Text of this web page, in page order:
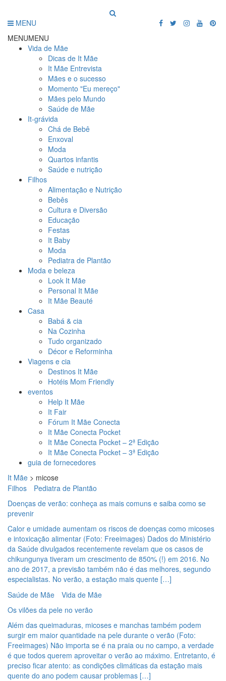
MENU
MENUMENU
Vida de Mãe
Dicas de It Mãe
It Mãe Entrevista
Mães e o sucesso
Momento "Eu mereço"
Mães pelo Mundo
Saúde de Mãe
It-grávida
Chá de Bebê
Enxoval
Moda
Quartos infantis
Saúde e nutrição
Filhos
Alimentação e Nutrição
Bebês
Cultura e Diversão
Educação
Festas
It Baby
Moda
Pediatra de Plantão
Moda e beleza
Look It Mãe
Personal It Mãe
It Mãe Beauté
Casa
Babá & cia
Na Cozinha
Tudo organizado
Décor e Reforminha
Viagens e cia
Destinos It Mãe
Hotéis Mom Friendly
eventos
Help It Mãe
It Fair
Fórum It Mãe Conecta
It Mãe Conecta Pocket
It Mãe Conecta Pocket – 2ª Edição
It Mãe Conecta Pocket – 3ª Edição
guia de fornecedores
It Mãe > micose
Filhos
Pediatra de Plantão
Doenças de verão: conheça as mais comuns e saiba como se
prevenir
Calor e umidade aumentam os riscos de doenças como micoses
e intoxicação alimentar (Foto: Freeimages) Dados do Ministério
da Saúde divulgados recentemente revelam que os casos de
chikungunya tiveram um crescimento de 850% (!) em 2016. No
ano de 2017, a previsão também não é das melhores, segundo
especialistas. No verão, a estação mais quente […]
Saúde de Mãe
Vida de Mãe
Os vilões da pele no verão
Além das queimaduras, micoses e manchas também podem
surgir em maior quantidade na pele durante o verão (Foto:
Freeimages) Não importa se é na praia ou no campo, a verdade
é que todos querem aproveitar o verão ao máximo. Entretanto, é
preciso ficar atento: as condições climáticas da estação mais
quente do ano podem causar problemas […]